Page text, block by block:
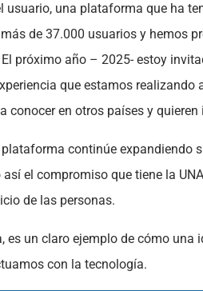
usuario, una plataforma que ha
de 37.000 usuarios y hemos
próximo año – 2025- estoy
que estamos realizando
conocer en otros países y quieren
plataforma continúe expandiendo
el compromiso que tiene la
de las personas.
es un claro ejemplo de cómo
con la tecnología.